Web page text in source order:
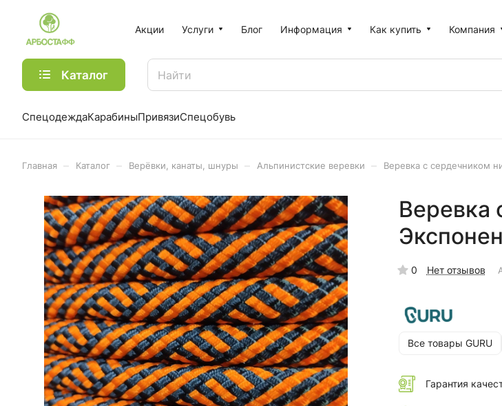
Акции Услуги Блог Информация Как купить Компания
Каталог
СпецодеждаКарабиныПривязиСпецобувь
Главная Каталог Верёвки, канаты, шнуры Альпинистские веревки Веревка с сердечником
Веревка
0 Нет отзывов
Все товары GURU
Гарантия